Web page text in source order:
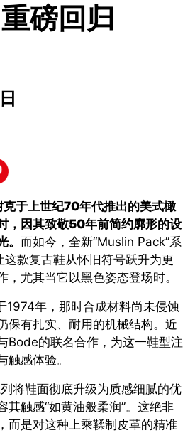
磅回归
克于上世纪70年代推出的美式橄
，因其致敬50年前简约廓形的设
而如今，全新“Muslin Pack”系
这款复古鞋从怀旧符号跃升为更
， 尤其当它以黑色姿态登场时。
1974年，那时合成材料尚未侵蚀
保有扎实、耐用的机械结构。近
Bode的联名合作，为这一鞋型注
触感体验。
列将鞋面彻底升级为质感细腻的优
其触感“如黄油般柔润”。这绝非
而是对这种上乘鞣制皮革的精准